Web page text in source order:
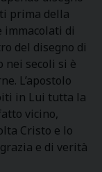
prima della
immacolati di
del disegno di
nei secoli si è
L’apostolo
in Lui tutta la
vicino,
Cristo e lo
e di verità